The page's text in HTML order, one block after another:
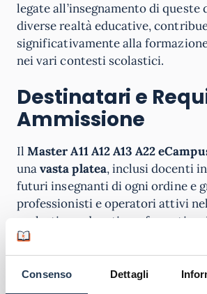
Consenso Dettagli
legate all’insegnamento di queste
diverse realtà educative,
significativamente alla
nei vari contesti scolastici.
Destinatari e
Ammissione
IlMaster A11 A12 A13 A22
unavasta platea, inclusi docenti
futuri insegnanti di ogni ordine e
professionisti e operatori attivi
scolastico, educativo e formativo.
coloro che possiedono
letterarie e storico-geografiche e
accedere alle classi di concorso A-
22, oppure per chi intende